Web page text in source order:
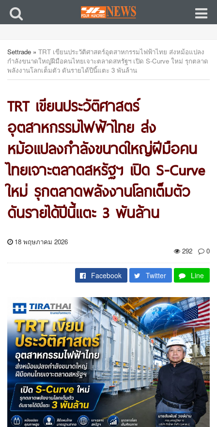
Settrade » TRT เขียนประวัติศาสตร์อุตสาหกรรมไฟฟ้าไทย ส่งหม้อแปลง
กำลังขนาดใหญ่ฝีมือคนไทยเจาะตลาดสหรัฐฯ เปิด S-Curve ใหม่ รุกตลาด
พลังงานโลกเต็มตัว ดันรายได้ปีนี้แตะ 3 พันล้าน
TRT เขียนประวัติศาสตร์
อุตสาหกรรมไฟฟ้าไทย ส่ง
หม้อแปลงกำลังขนาดใหญ่ฝีมือคน
ไทยเจาะตลาดสหรัฐฯ เปิด S-Curve
ใหม่ รุกตลาดพลังงานโลกเต็มตัว
ดันรายได้ปีนี้แตะ 3 พันล้าน
18 พฤษภาคม 2026
292
0
Facebook Twitter Line